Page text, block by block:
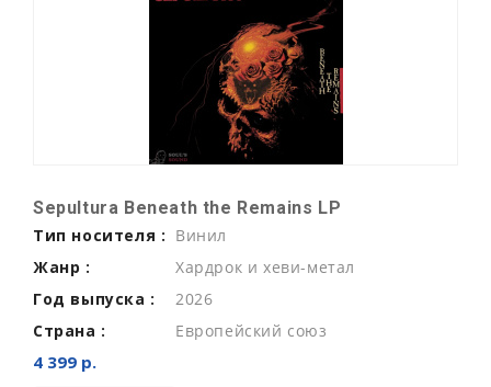
Sepultura Beneath the Remains LP
Тип носителя : Винил
Жанр :
Хардрок и хеви-метал
Год выпуска :
2026
Страна :
Европейский союз
4 399 р.